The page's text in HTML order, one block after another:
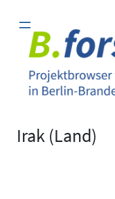
Inhalt
springen
Irak (Land)